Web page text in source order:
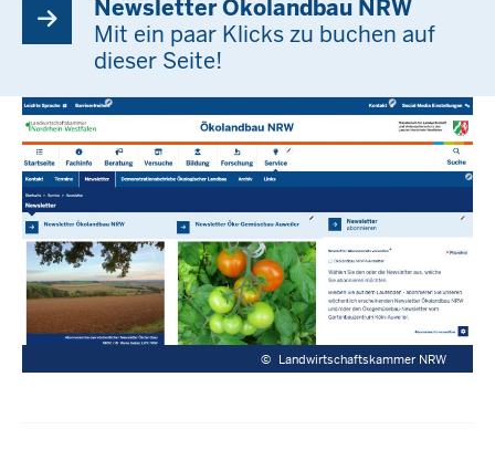
Newsletter Ökolandbau NRW
Mit ein paar Klicks zu buchen auf
dieser Seite!
© Landwirtschaftskammer NRW